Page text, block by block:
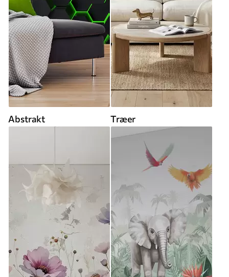
Abstrakt Træer